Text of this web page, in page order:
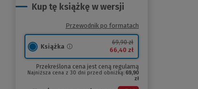
Kup tę książkę w wersji
Przewodnik po formatach
Książka
69,90 zł
66,40 zł
Przekreślona cena jest ceną regularną
Najniższa cena z 30 dni przed obniżką: 69,90
zł